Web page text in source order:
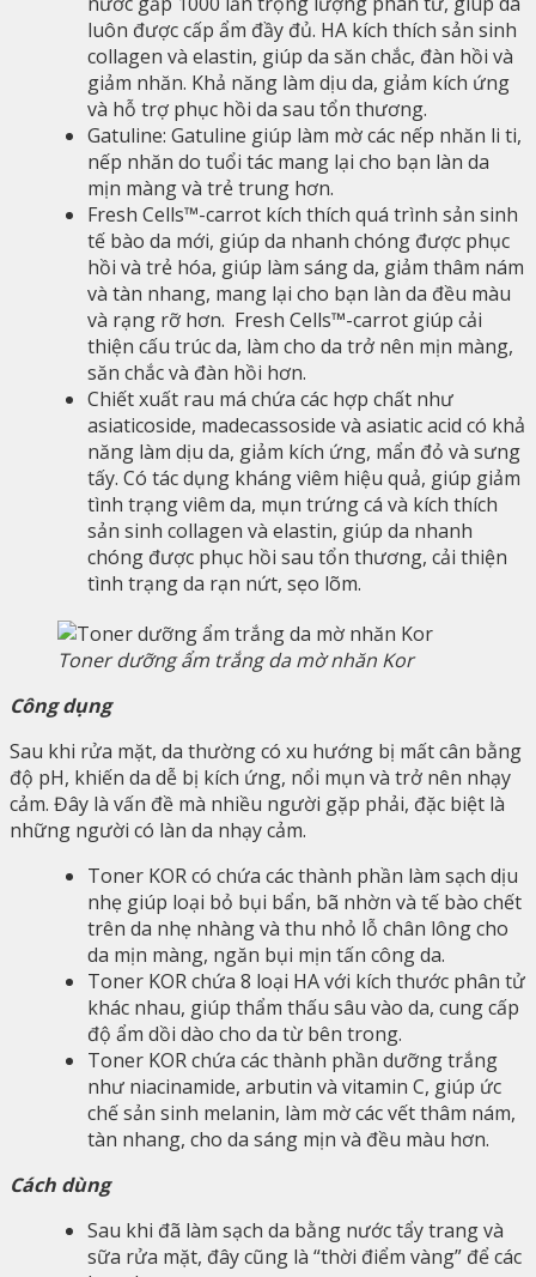
luôn được cấp ẩm đầy đủ. HA kích thích sản sinh
collagen và elastin, giúp da săn chắc, đàn hồi và
giảm nhăn. Khả năng làm dịu da, giảm kích ứng
và hỗ trợ phục hồi da sau tổn thương.
Gatuline: Gatuline giúp làm mờ các nếp nhăn li ti,
nếp nhăn do tuổi tác mang lại cho bạn làn da
mịn màng và trẻ trung hơn.
Fresh Cells™-carrot kích thích quá trình sản sinh
tế bào da mới, giúp da nhanh chóng được phục
hồi và trẻ hóa, giúp làm sáng da, giảm thâm nám
và tàn nhang, mang lại cho bạn làn da đều màu
và rạng rỡ hơn. Fresh Cells™-carrot giúp cải
thiện cấu trúc da, làm cho da trở nên mịn màng,
săn chắc và đàn hồi hơn.
Chiết xuất rau má chứa các hợp chất như
asiaticoside, madecassoside và asiatic acid có khả
năng làm dịu da, giảm kích ứng, mẩn đỏ và sưng
tấy. Có tác dụng kháng viêm hiệu quả, giúp giảm
tình trạng viêm da, mụn trứng cá và kích thích
sản sinh collagen và elastin, giúp da nhanh
chóng được phục hồi sau tổn thương, cải thiện
tình trạng da rạn nứt, sẹo lõm.
Toner dưỡng ẩm trắng da mờ nhăn Kor
Công dụng
Sau khi rửa mặt, da thường có xu hướng bị mất cân bằng
độ pH, khiến da dễ bị kích ứng, nổi mụn và trở nên nhạy
cảm. Đây là vấn đề mà nhiều người gặp phải, đặc biệt là
những người có làn da nhạy cảm.
Toner KOR có chứa các thành phần làm sạch dịu
nhẹ giúp loại bỏ bụi bẩn, bã nhờn và tế bào chết
trên da nhẹ nhàng và thu nhỏ lỗ chân lông cho
da mịn màng, ngăn bụi mịn tấn công da.
Toner KOR chứa 8 loại HA với kích thước phân tử
khác nhau, giúp thẩm thấu sâu vào da, cung cấp
độ ẩm dồi dào cho da từ bên trong.
Toner KOR chứa các thành phần dưỡng trắng
như niacinamide, arbutin và vitamin C, giúp ức
chế sản sinh melanin, làm mờ các vết thâm nám,
tàn nhang, cho da sáng mịn và đều màu hơn.
Cách dùng
Sau khi đã làm sạch da bằng nước tẩy trang và
sữa rửa mặt, đây cũng là “thời điểm vàng” để các